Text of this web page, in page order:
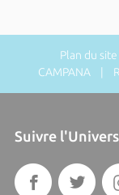
Plan du site
CAMPANA |
Suivre